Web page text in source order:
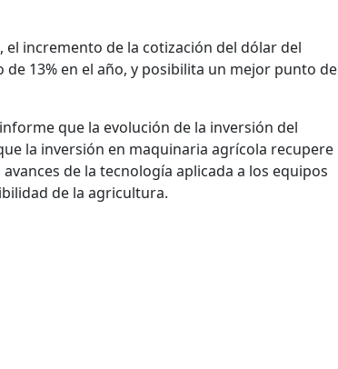
incremento de la cotización del dólar del
13% en el año, y posibilita un mejor punto de
que la evolución de la inversión del
la inversión en maquinaria agrícola recupere
de la tecnología aplicada a los equipos
de la agricultura.